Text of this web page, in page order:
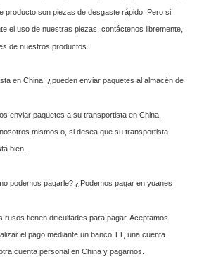
producto son piezas de desgaste rápido. Pero si
el uso de nuestras piezas, contáctenos libremente,
de nuestros productos.
en China, ¿pueden enviar paquetes al almacén de
enviar paquetes a su transportista en China.
mismos o, si desea que su transportista
bien.
podemos pagarle? ¿Podemos pagar en yuanes
rusos tienen dificultades para pagar. Aceptamos
el pago mediante un banco TT, una cuenta
cuenta personal en China y pagarnos.